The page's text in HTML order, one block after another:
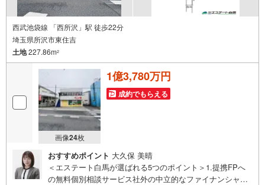
西武池袋線 「西所沢」駅 徒歩22分
埼玉県所沢市東住吉
土地227.86m2
画像24枚
1億3,780万円
成約でもらえる
おすすめポイント 大久保 美晴
＜エステート白馬が選ばれる5つのポイント＞1.提携FPへ
の無料個別相談サービス社外の中立的なファイナンシャル